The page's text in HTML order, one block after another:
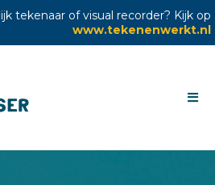
tekenaar of visual recorder? Kijk op
www.tekenenwerkt.nl